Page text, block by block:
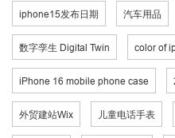
iphone15发布日期 汽车用品
数字孪生 Digital Twin color of
iPhone 16 mobile phone case
外贸建站Wix 儿童电话手表